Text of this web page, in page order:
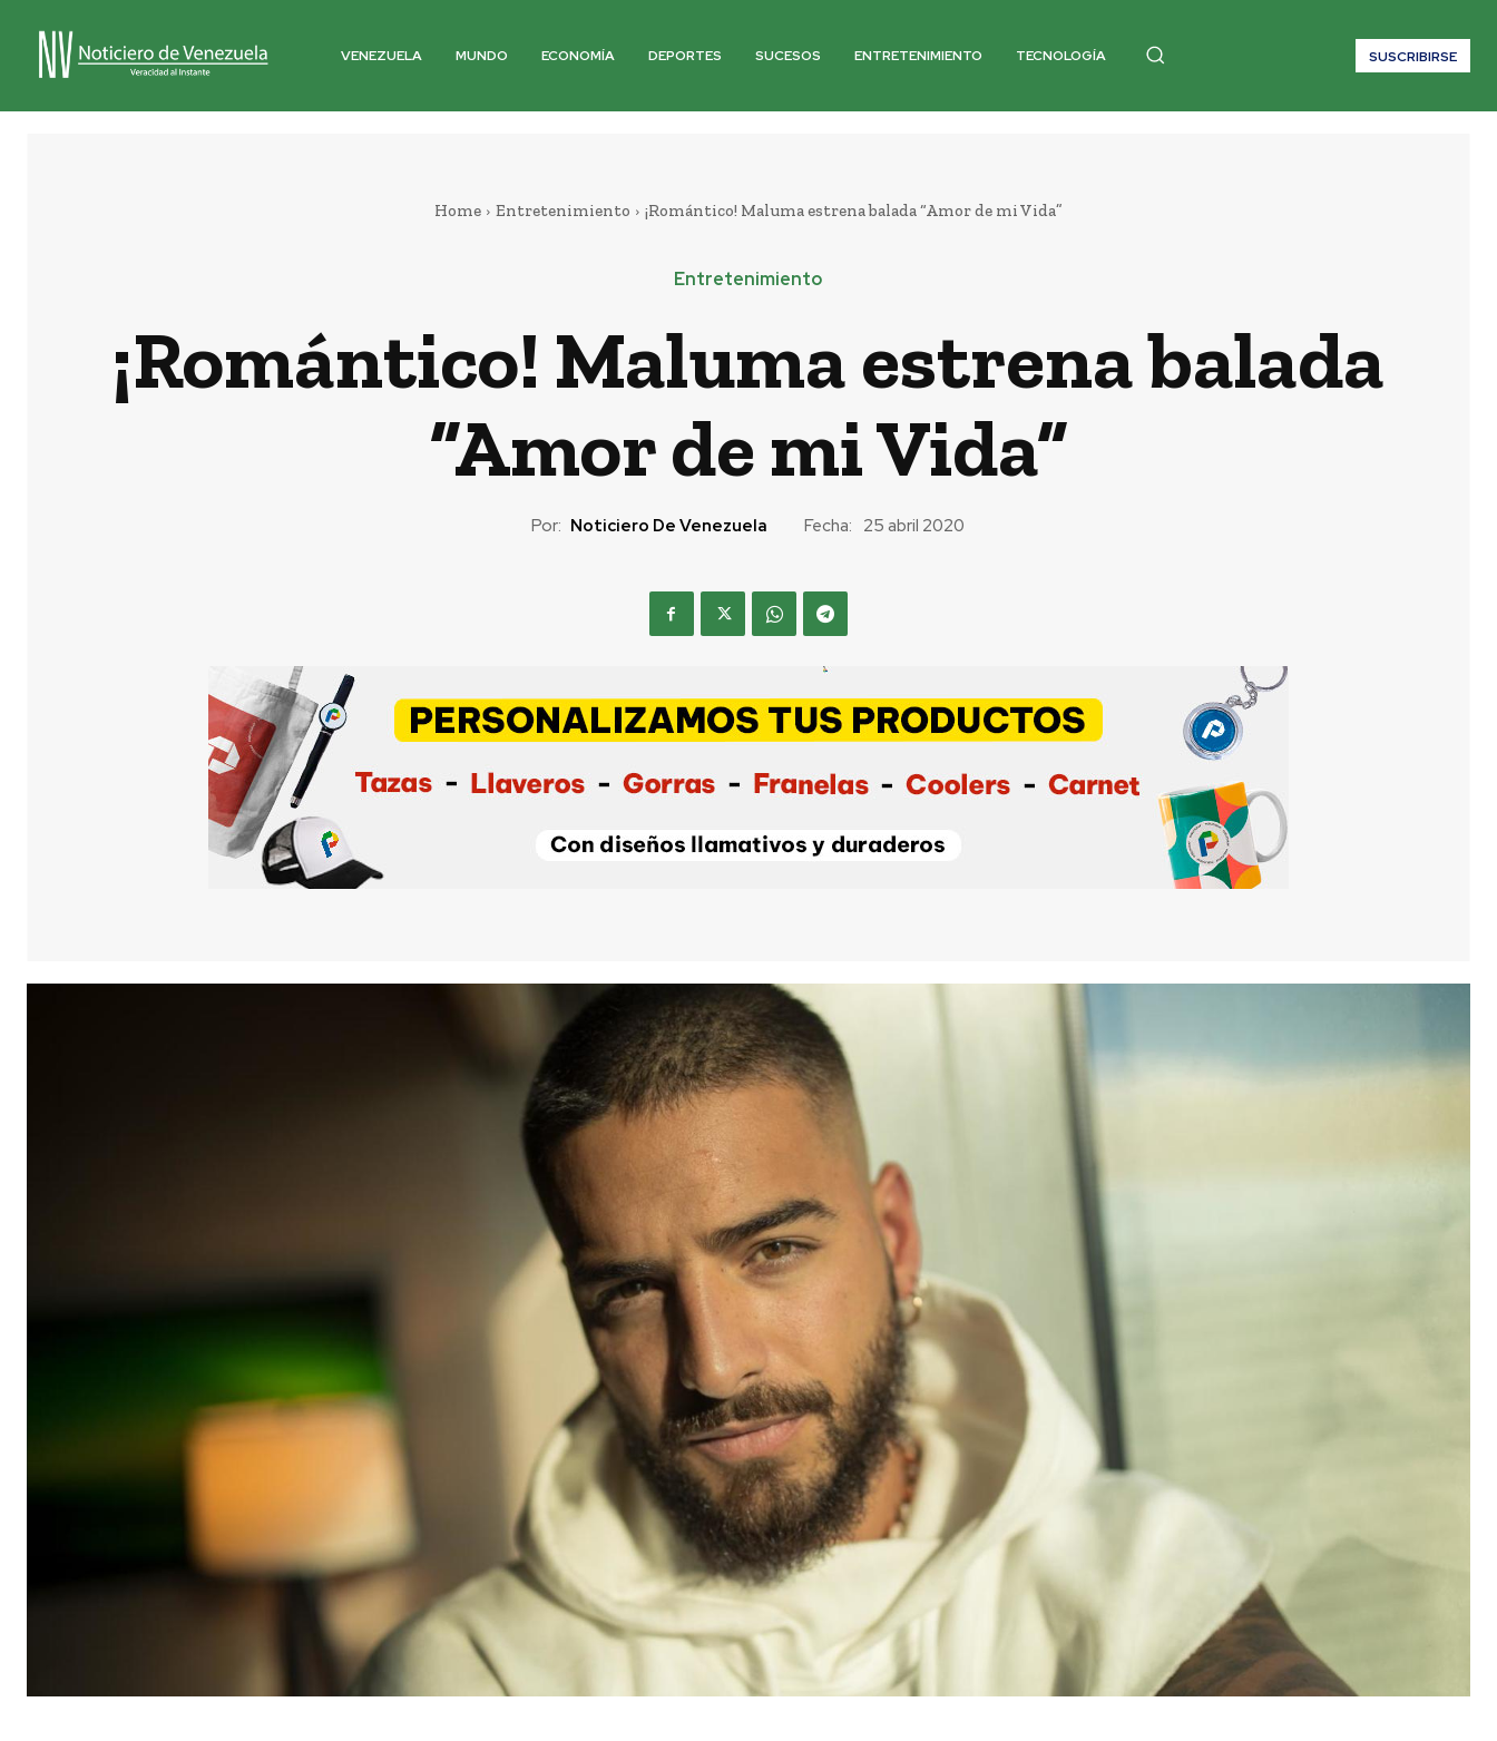
VENEZUELA MUNDO ECONOMÍA DEPORTES SUCESOS ENTRETENIMIENTO TECNOLOGÍA SUSCRIBIRSE
Home Entretenimiento ¡Romántico! Maluma estrena balada “Amor de mi Vida”
Entretenimiento
¡Romántico! Maluma estrena balada
“Amor de mi Vida”
Por: Noticiero De Venezuela Fecha: 25 abril 2020